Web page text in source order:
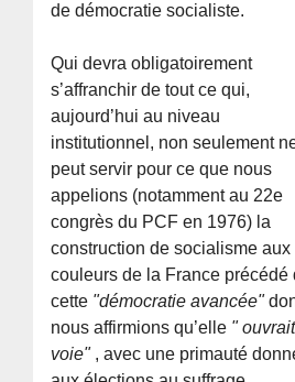
de démocratie socialiste.
Qui devra obligatoirement
s’affranchir de tout ce qui,
aujourd’hui au niveau
institutionnel, non seulement
peut servir pour ce que nous
appelions (notamment au 22e
congrès du PCF en 1976) la
construction de socialisme aux
couleurs de la France précédé
cette "démocratie avancée"
nous affirmions qu’elle "
voie" , avec une primauté